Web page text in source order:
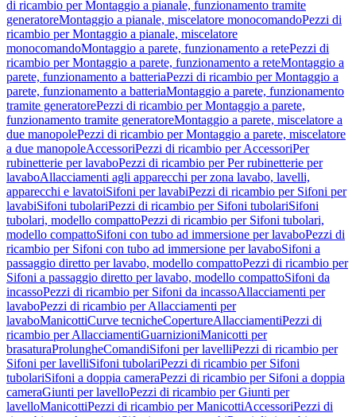
di ricambio per Montaggio a pianale, funzionamento tramite
generatoreMontaggio a pianale, miscelatore monocomandoPezzi di
ricambio per Montaggio a pianale, miscelatore
monocomandoMontaggio a parete, funzionamento a retePezzi di
ricambio per Montaggio a parete, funzionamento a reteMontaggio a
parete, funzionamento a batteriaPezzi di ricambio per Montaggio a
parete, funzionamento a batteriaMontaggio a parete, funzionamento
tramite generatorePezzi di ricambio per Montaggio a parete,
funzionamento tramite generatoreMontaggio a parete, miscelatore a
due manopolePezzi di ricambio per Montaggio a parete, miscelatore
a due manopoleAccessoriPezzi di ricambio per AccessoriPer
rubinetterie per lavaboPezzi di ricambio per Per rubinetterie per
lavaboAllacciamenti agli apparecchi per zona lavabo, lavelli,
apparecchi e lavatoiSifoni per lavabiPezzi di ricambio per Sifoni per
lavabiSifoni tubolariPezzi di ricambio per Sifoni tubolariSifoni
tubolari, modello compattoPezzi di ricambio per Sifoni tubolari,
modello compattoSifoni con tubo ad immersione per lavaboPezzi di
ricambio per Sifoni con tubo ad immersione per lavaboSifoni a
passaggio diretto per lavabo, modello compattoPezzi di ricambio per
Sifoni a passaggio diretto per lavabo, modello compattoSifoni da
incassoPezzi di ricambio per Sifoni da incassoAllacciamenti per
lavaboPezzi di ricambio per Allacciamenti per
lavaboManicottiCurve tecnicheCopertureAllacciamentiPezzi di
ricambio per AllacciamentiGuarnizioniManicotti per
brasaturaProlungheComandiSifoni per lavelliPezzi di ricambio per
Sifoni per lavelliSifoni tubolariPezzi di ricambio per Sifoni
tubolariSifoni a doppia cameraPezzi di ricambio per Sifoni a doppia
cameraGiunti per lavelloPezzi di ricambio per Giunti per
lavelloManicottiPezzi di ricambio per ManicottiAccessoriPezzi di